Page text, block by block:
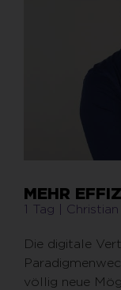
MEHR
1 Tag |
Die digitale
völlig neue